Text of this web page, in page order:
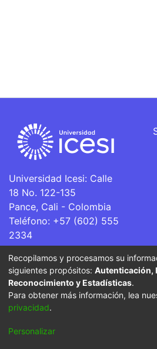
Universidad Icesi: Calle
18 No. 122-135
Pance, Cali - Colombia
Teléfono: +57 (602) 555
2334
ventanillaunica@icesi.edu.co
La Universidad Icesi es una
Superior que se encuentra sujeta
por parte del Ministerio de
Cookie
Recopilamos y procesamos su
siguientes propósitos: Autenticación,
Reconocimiento y Estadísticas.
Para obtener más información, lea
privacidad.
Personalizar